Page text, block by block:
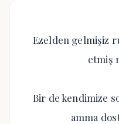
Ezelden gelmişiz
etmiş
Bir de kendimize
amma